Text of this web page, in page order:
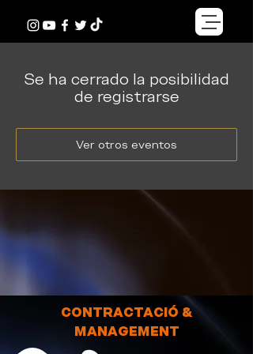
Se ha cerrado la posibilidad
de registrarse
Ver otros eventos
CONTRACTACIÓ &
MANAGEMENT